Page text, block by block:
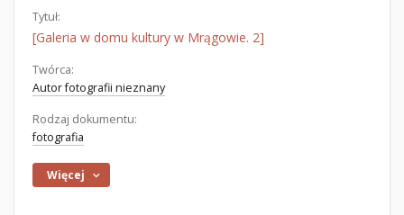
Tytuł:
[Galeria w domu kultury w Mrągowie. 2]
Twórca:
Autor fotografii nieznany
Rodzaj dokumentu:
fotografia
Więcej